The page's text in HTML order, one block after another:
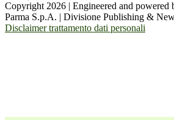
Copyright 2026 | Engineered and powered
Parma S.p.A. | Divisione Publishing &
Disclaimer trattamento dati personali